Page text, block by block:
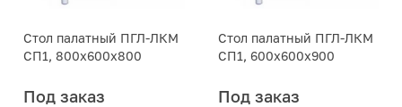
Стол палатный ПГЛ-ЛКМ
СП1, 800х600х800
Под заказ
Стол палатный ПГЛ-ЛКМ
СП1, 600х600х900
Под заказ